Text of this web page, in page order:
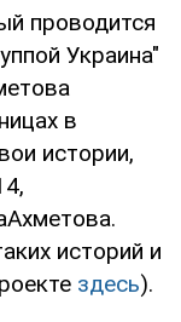
проводится
Украина"
в
истории,
историй и
здесь).